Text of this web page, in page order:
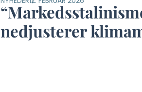
nedjusterer